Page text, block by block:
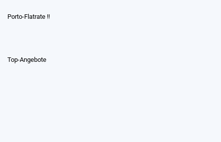
Porto-Flatrate !!
Top-Angebote